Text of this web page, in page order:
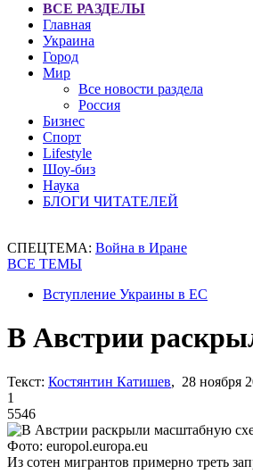
ВСЕ РАЗДЕЛЫ
Главная
Украина
Город
Мир
Все новости раздела
Россия
Бизнес
Спорт
Lifestyle
Шоу-биз
Наука
БЛОГИ ЧИТАТЕЛЕЙ
СПЕЦТЕМА: Война в Иране
ВСЕ ТЕМЫ
Вступление Украины в ЕС
В Австрии
Текст: Костянтин Катишев, 28 ноября
1
5546
Фото: europol.europa.eu
Из сотен мигрантов примерно треть